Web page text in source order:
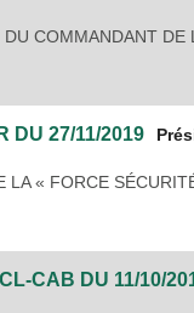
COMMANDANT
DU 27/11/2019
LA « FORCE
CAB DU 11/10/